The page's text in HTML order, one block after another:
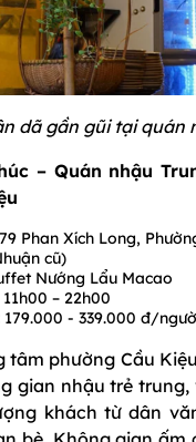
dã gần gũi tại quán
– Quán nhậu
Phan Xích Long,
cũ)
Nướng Lẩu Macao
– 22h00
- 339.000 đ/
tâm phường Cầu
gian nhậu trẻ trung,
khách từ dân